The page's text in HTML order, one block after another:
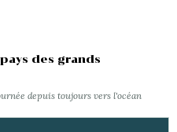
des grands
depuis toujours vers l'océan